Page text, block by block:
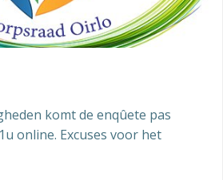
komt de enqûete pas
online. Excuses voor het